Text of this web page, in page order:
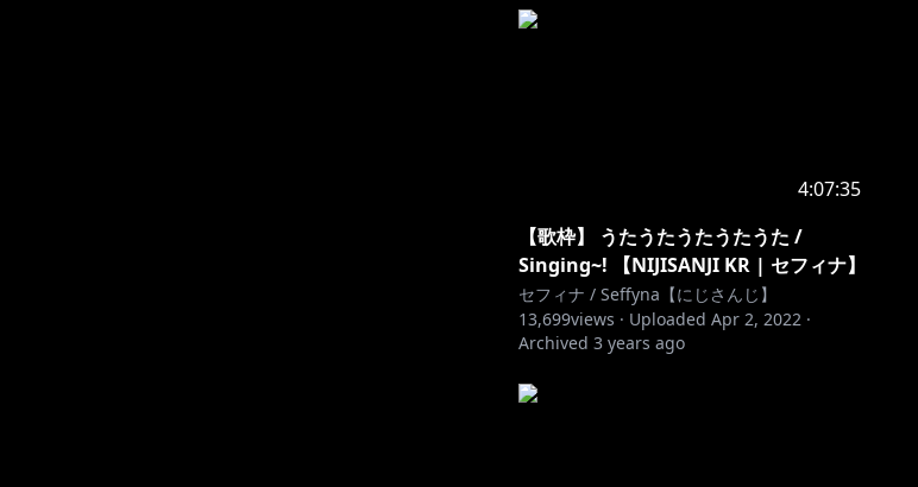
4:07:35
【歌枠】 うたうたうたうたうた /
Singing~! 【NIJISANJI KR | セフィナ】
セフィナ / Seffyna【にじさんじ】
13,699views · Uploaded Apr 2, 2022 ·
Archived 3 years ago